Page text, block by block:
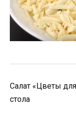
Салат «Цветы
стола